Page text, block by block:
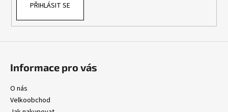
ý
p
PŘIHLÁSIT SE
Informace pro vás
O nás
Velkoobchod